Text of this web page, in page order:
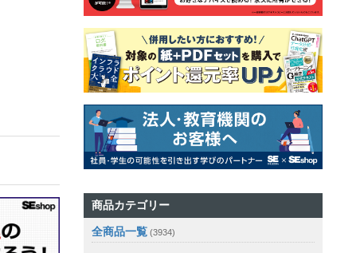
商品カテゴリー
全商品一覧 (3934)